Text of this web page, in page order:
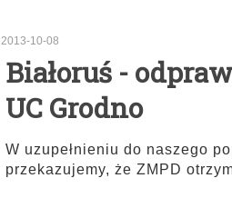
2013-10-08
Białoruś -
UC Grodno
W uzupełnieniu do naszego
przekazujemy, że ZMPD